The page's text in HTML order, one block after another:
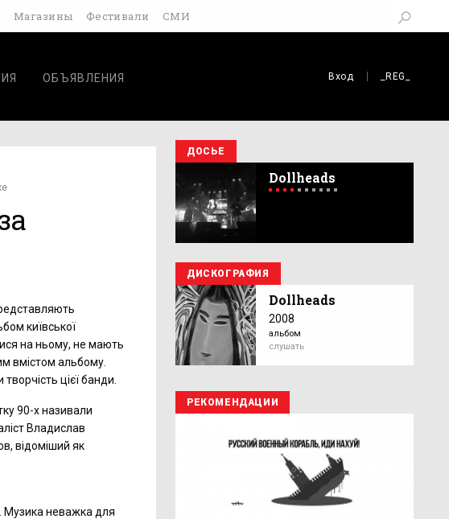
Магазины Фестивали СМИ
ОБЪЯВЛЕНИЯ Вход _REG_
київської
на ньому, не мають
вмістом альбому.
цієї банди.
90-х називали
Владислав
відоміший як
Музика неважка для
ДОСЬЕ
Dollheads
ДИСКОГРАФИЯ
Dollheads
2008
альбом
слушать
РЕКОМЕНДАЦИИ